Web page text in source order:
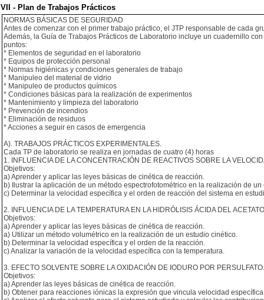
VII - Plan de Trabajos Prácticos
NORMAS BÁSICAS DE SEGURIDAD
Antes de comenzar con el primer trabajo práctico, el JTP responsable de cada
Además, la Guía de Trabajos Prácticos de Laboratorio incluye un cuadernillo
puntos:
* Elementos de seguridad en el laboratorio
* Equipos de protección personal
* Normas higiénicas y condiciones generales de trabajo
* Manipuleo del material de vidrio
* Manipuleo de productos químicos
* Condiciones básicas para la realización de experimentos
* Mantenimiento y limpieza del laboratorio
* Prevención de incendios
* Eliminación de residuos
* Acciones a seguir en casos de emergencia
A). TRABAJOS PRÁCTICOS EXPERIMENTALES.
Cada TP de laboratorio se realiza en jornadas de cuatro (4) horas
1. INFLUENCIA DE LA CONCENTRACIÓN DE REACTIVOS SOBRE LA
Objetivos:
a) Aprender y aplicar las leyes básicas de cinética de reacción.
b) Ilustrar la aplicación de un método espectrofotométrico en la realización de
c) Determinar la velocidad específica y el orden de reacción del sistema en
2. INFLUENCIA DE LA TEMPERATURA EN LA HIDRÓLISIS ÁCIDA DEL
Objetivos:
a) Aprender y aplicar las leyes básicas de cinética de reacción.
a) Utilizar un método volumétrico en la realización de un estudio cinético.
b) Determinar la velocidad específica y el orden de la reacción.
c) Analizar la variación de la velocidad específica con la temperatura.
3. EFECTO SOLVENTE SOBRE LA OXIDACIÓN DE IODURO POR PERSULFATO.
Objetivos:
a) Aprender las leyes básicas de cinética de reacción.
b) Obtener para reacciones iónicas la expresión que vincula velocidad